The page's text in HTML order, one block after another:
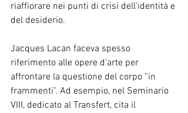
riaffiorare nei punti di crisi dell'identità e
del desiderio.
Jacques Lacan faceva spesso
riferimento alle opere d'arte per
affrontare la questione del corpo “in
frammenti". Ad esempio, nel Seminario
VIII, dedicato al Transfert, cita il